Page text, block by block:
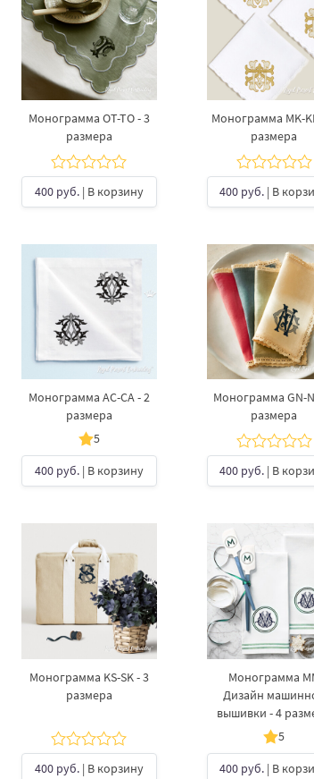
Монограмма OT-TO - 3
размера
400 руб.| В корзину
Монограмма MK-
размера
400 руб. | В
Монограмма АС-СА - 2
размера
5
400 руб.| В корзину
Монограмма GN-
размера
400 руб. | В
Монограмма KS-SK - 3
размера
400 руб.| В корзину
Монограмма
Дизайн
вышивки - 4
5
400 руб. | В